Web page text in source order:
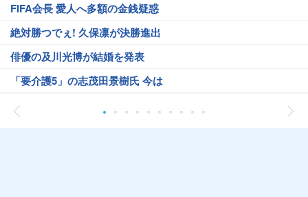
FIFA会長 愛人へ多額の金銭疑惑
絶対勝つでぇ! 久保凛が決勝進出
俳優の及川光博が結婚を発表
「要介護5」の志茂田景樹氏 今は